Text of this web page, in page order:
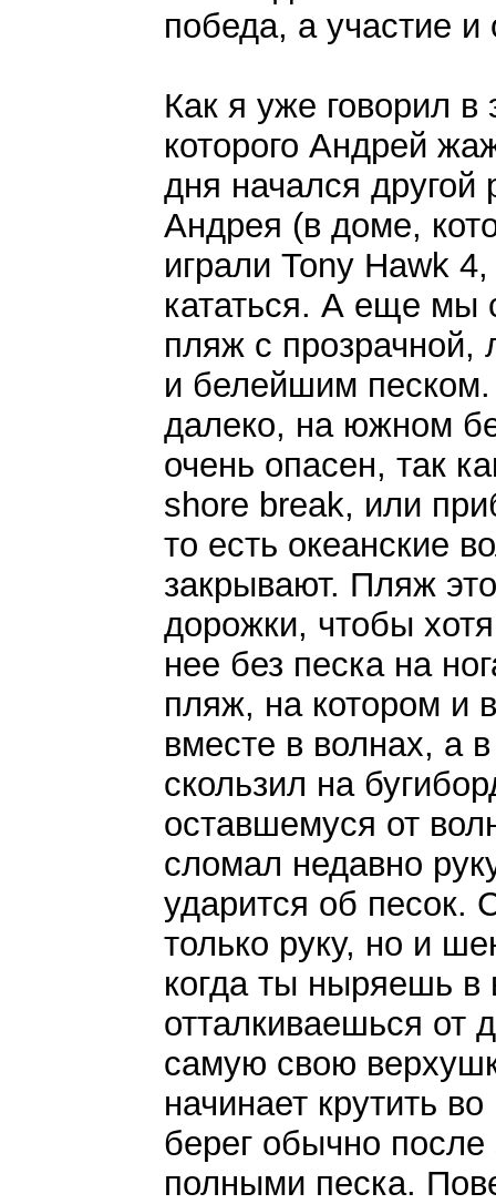
победа, а участие и
Как я уже говорил
которого Андрей
дня начался
Андрея (в доме,
играли Tony Hawk
кататься. А еще мы
пляж с прозрачной,
и белейшим песком.
далеко, на южном
очень опасен, так
shore break, или
то есть океанские
закрывают. Пляж
дорожки, чтобы
нее без песка на
пляж, на котором и
вместе в волнах, а
скользил на
оставшемуся от
сломал недавно
ударится об песок.
только руку, но и
когда ты ныряешь в
отталкиваешься от
самую свою
начинает крутить
берег обычно
полными песка.